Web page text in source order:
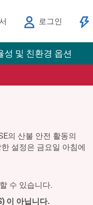
성 및 친환경 옵션
로그인
의 산불 안전 활동의
설정은 금요일 아침에
수 있습니다.
이 아닙니다.